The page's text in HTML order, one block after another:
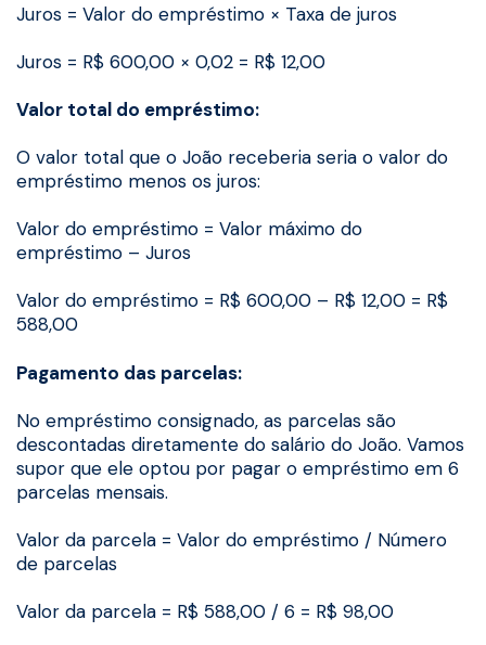
Juros = Valor do empréstimo × Taxa de juros
Juros = R$ 600,00 × 0,02 = R$ 12,00
Valor total do empréstimo:
O valor total que o João receberia seria o valor do
empréstimo menos os juros:
Valor do empréstimo = Valor máximo do
empréstimo – Juros
Valor do empréstimo = R$ 600,00 – R$ 12,00 = R$
588,00
Pagamento das parcelas:
No empréstimo consignado, as parcelas são
descontadas diretamente do salário do João. Vamos
supor que ele optou por pagar o empréstimo em 6
parcelas mensais.
Valor da parcela = Valor do empréstimo / Número
de parcelas
Valor da parcela = R$ 588,00 / 6 = R$ 98,00